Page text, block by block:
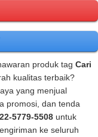
produk tag Cari
kualitas terbaik?
yang menjual
promosi, dan tenda
5779-5508 untuk
ke seluruh